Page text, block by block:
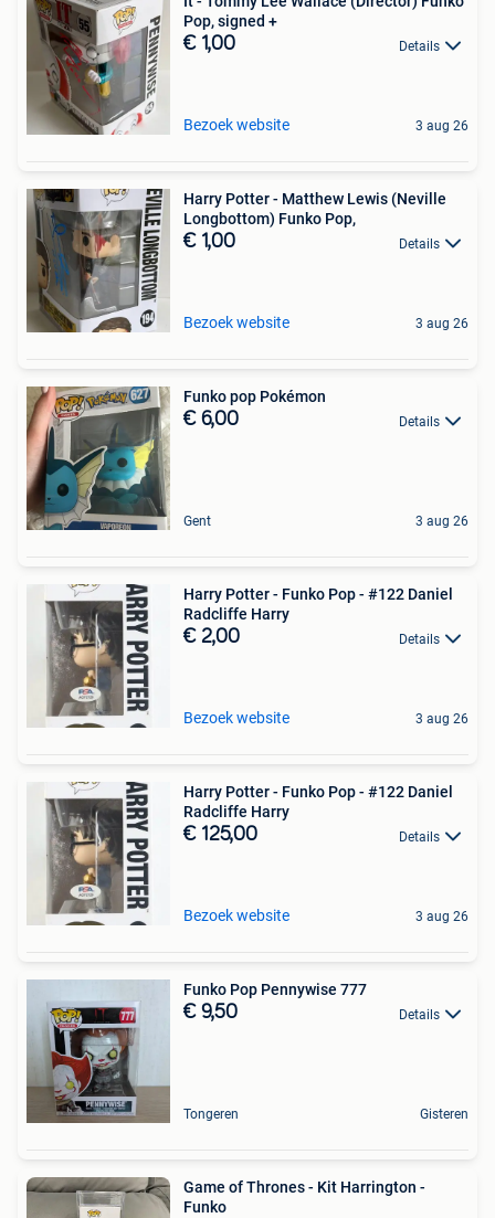
Pop, signed +
€ 1,00 Details
Bezoek website 3 aug 26
Harry Potter - Matthew Lewis (Neville
Longbottom) Funko Pop,
€ 1,00 Details
Bezoek website 3 aug 26
Funko pop Pokémon
€ 6,00 Details
Gent 3 aug 26
Harry Potter - Funko Pop - #122 Daniel
Radcliffe Harry
€ 2,00 Details
Bezoek website 3 aug 26
Harry Potter - Funko Pop - #122 Daniel
Radcliffe Harry
€ 125,00 Details
Bezoek website 3 aug 26
Funko Pop Pennywise 777
€ 9,50 Details
Tongeren Gisteren
Game of Thrones - Kit Harrington -
Funko